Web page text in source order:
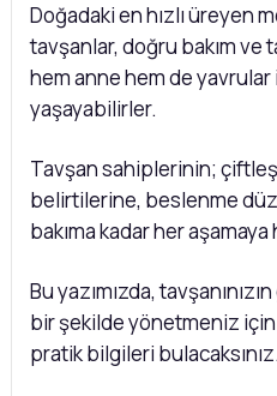
Doğadaki en hızlı üreyen
tavşanlar, doğru bakım ve
hem anne hem de
yaşayabilirler.
Tavşan sahiplerinin;
belirtilerine, beslenme
bakıma kadar her
Bu yazımızda,
bir şekilde yönetmeniz
pratik bilgileri bulacaksınız.